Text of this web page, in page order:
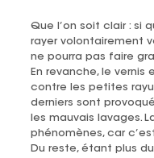
Que l’on soit clair : si
rayer volontairement
ne pourra pas faire
En revanche, le
contre les petites
derniers sont
les mauvais lavages.
phénomènes, car
Du reste, étant plus